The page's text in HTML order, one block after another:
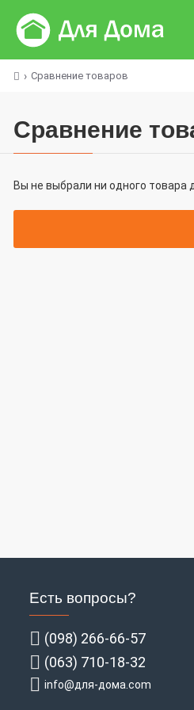
Сравнение товаров
Сравнение
Вы не выбрали ни одного товара
Есть вопросы?
(098) 266-66-57
(063) 710-18-32
info@для-дома.com